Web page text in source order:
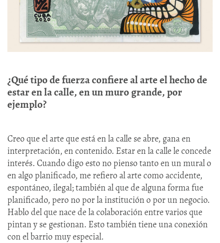
¿Qué tipo de fuerza confiere al arte el hecho de
estar en la calle, en un muro grande, por
ejemplo?
Creo que el arte que está en la calle se abre, gana en
interpretación, en contenido. Estar en la calle le concede
interés. Cuando digo esto no pienso tanto en un mural o
en algo planificado, me refiero al arte como accidente,
espontáneo, ilegal; también al que de alguna forma fue
planificado, pero no por la institución o por un negocio.
Hablo del que nace de la colaboración entre varios que
pintan y se gestionan. Esto también tiene una conexión
con el barrio muy especial.